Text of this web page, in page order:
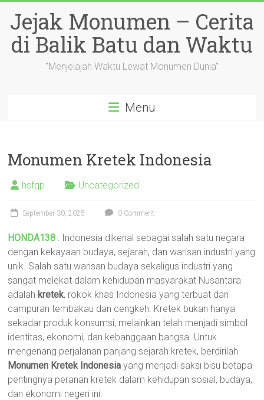
content
Jejak Monumen – Cerita
di Balik Batu dan Waktu
"Menjelajah Waktu Lewat Monumen Dunia"
Menu
Monumen Kretek Indonesia
hsfqp Uncategorized
September 30, 2025 0 Comment
HONDA138 : Indonesia dikenal sebagai salah satu negara
dengan kekayaan budaya, sejarah, dan warisan industri yang
unik. Salah satu warisan budaya sekaligus industri yang
sangat melekat dalam kehidupan masyarakat Nusantara
adalah kretek, rokok khas Indonesia yang terbuat dari
campuran tembakau dan cengkeh. Kretek bukan hanya
sekadar produk konsumsi, melainkan telah menjadi simbol
identitas, ekonomi, dan kebanggaan bangsa. Untuk
mengenang perjalanan panjang sejarah kretek, berdirilah
Monumen Kretek Indonesia yang menjadi saksi bisu betapa
pentingnya peranan kretek dalam kehidupan sosial, budaya,
dan ekonomi negeri ini.